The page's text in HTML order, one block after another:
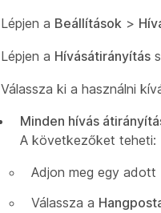
Lépjen a Beállítások >
Lépjen a Hívásátirányítás
Válassza ki a használni
Minden hívás
A következőket teheti:
Adjon meg egy adott
Válassza a